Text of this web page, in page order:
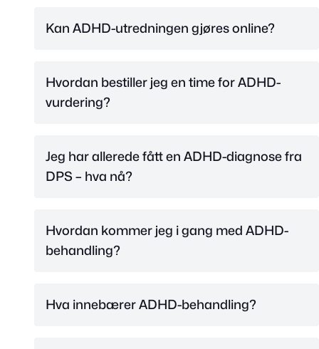
Kan ADHD-utredningen gjøres online?
Hvordan bestiller jeg en time for ADHD-
vurdering?
Jeg har allerede fått en ADHD-diagnose fra
DPS – hva nå?
Hvordan kommer jeg i gang med ADHD-
behandling?
Hva innebærer ADHD-behandling?